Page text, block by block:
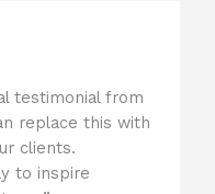
testimonial from
replace this with
clients.
to inspire